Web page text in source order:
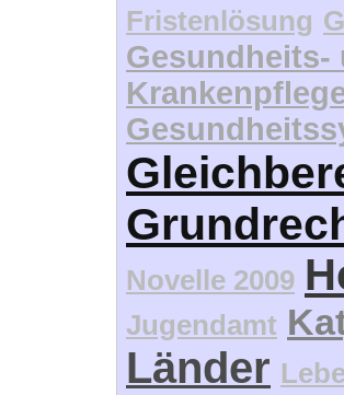
Fristenlösung
Gesundheits-
Novelle 2009
Jugendamt
Länder